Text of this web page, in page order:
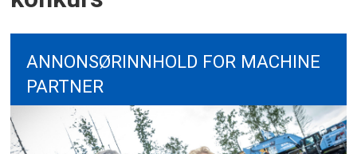
ANNONSØRINNHOLD FOR MACHINE
PARTNER